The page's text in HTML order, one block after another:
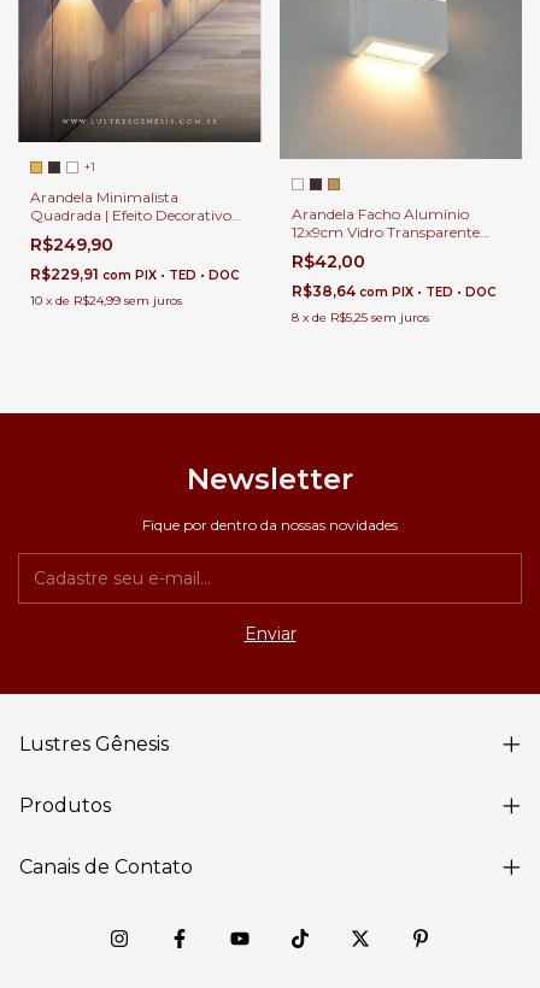
+1
Arandela Minimalista
Quadrada | Efeito Decorativo
para Corredores | Luminária de
Parede Slim Facho Duplo para
Sala e Hall de Entrada
R$249,90
R$229,91 com PIX • TED • DOC
10 x de R$24,99 sem juros
Arandela Facho Alumínio
12x9cm Vidro Transparente
Para Parede, Área Externa e
Interna
R$42,00
R$38,64 com PIX • TED • DOC
8 x de R$5,25 sem juros
Newsletter
Fique por dentro da nossas novidades
Lustres Gênesis
Produtos
Canais de Contato